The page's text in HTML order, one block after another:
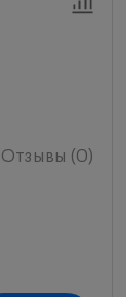
Отзывы (0)